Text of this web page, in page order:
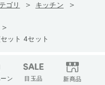
ゴリ
キッチン
ット 4セット
ン 目玉品 新商品